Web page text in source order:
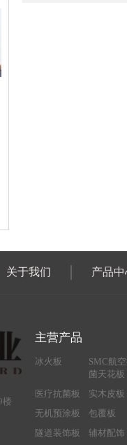
关于我们 产品
楼
主营产品
冰火板
SMC航
菌天花板
医疗抗菌板
实木皮板
无机预涂板
包覆板
隧道装饰板
辅材配饰